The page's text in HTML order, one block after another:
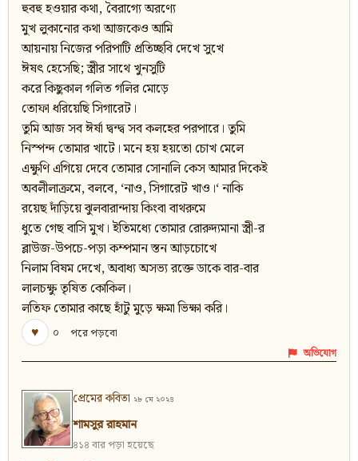
হুবহু হওয়ার কথা, বৈরাগ্যে অরণ্যে
মুখ লুকানোর কথা আজকেও আমি
আয়নায় নিজের পরিপাটি প্রতিচ্ছবি দেখে সুখে
ঈষৎ হেসেছি; স্ত্রীর সাথে খুনসুটি
করে কিছুকাল গলিত গলির মোড়ে
তোফা ধরিয়েছি সিগারেট।
তুমি আজ সব ঈর্ষা দ্বন্দ্ব সব কলহের পরপারে। তুমি
নিস্পন্দ তোমার খাটে। মনে হয় হয়তো চোখ মেলে
এক্ষুণি এগিয়ে দেবে তোমার সোনালি কেস আমার দিকেই
অবলীলাক্রমে, বলবে, ‘নাও, সিগারেট খাও।‘ নাকি
রয়েছ দাঁড়িয়ে ঝুলবারান্দায় কিংবা বাথরুমে
ধুতে গেছ বাসি মুখ। ইতিমধ্যে তোমার রোরুদ্যমানা স্ত্রী-র
ব্লাউজ-উপচে-পড়া কম্পমান স্তন আড়চোখে
নিলাম বিষম দেখে, অবাধ্য অসভ্য রক্তে ডাকে বার-বার
লালচক্ষু তৃষিত কোকিল।
লতিফ তোমার কাছে হাঁটু মুড়ে ক্ষমা ভিক্ষা করি।
♥
০ পরে পড়বো
অভিযোগ
প্রেমের কবিতা ২৮ মে ২০২৪
শামসুর রাহমান
৪১৪ বার পড়া হয়েছে